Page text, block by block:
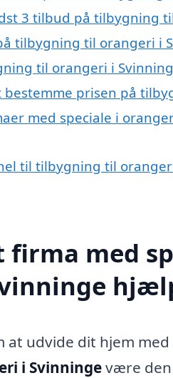
3 tilbud på tilbygning
tilbygning til orangeri i
til orangeri i
bestemme prisen på
med speciale i
til tilbygning til
firma med
at udvide dit hjem
i Svinningevære